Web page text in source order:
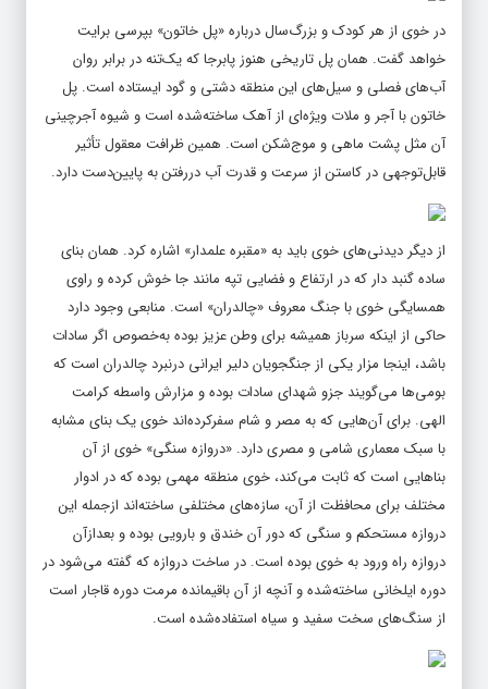
در خوی از هر کودک و بزرگ‌سال درباره «پل خاتون» بپرسی برایت
خواهد گفت. همان پل تاریخی هنوز پابرجا که یک‌تنه در برابر روان
آب‌های فصلی و سیل‌های این منطقه دشتی و گود ایستاده است. پل
خاتون با آجر و ملات ویژه‌ای از آهک ساخته‌شده است و شیوه آجرچینی
آن مثل پشت ماهی و موج‌شکن است. همین ظرافت معقول تأثیر
قابل‌توجهی در کاستن از سرعت و قدرت آب دررفتن به پایین‌دست دارد.
از دیگر دیدنی‌های خوی باید به «مقبره علمدار» اشاره کرد. همان بنای
ساده گنبد دار که در ارتفاع و فضایی تپه مانند جا خوش کرده و راوی
همسایگی خوی با جنگ معروف «چالدران» است. منابعی وجود دارد
حاکی از اینکه سرباز همیشه برای وطن عزیز بوده به‌خصوص اگر سادات
باشد، اینجا مزار یکی از جنگجویان دلیر ایرانی درنبرد چالدران است که
بومی‌ها می‌گویند جزو شهدای سادات بوده و مزارش واسطه کرامت
الهی. برای آن‌هایی که به مصر و شام سفرکرده‌اند خوی یک بنای مشابه
با سبک معماری شامی و مصری دارد. «دروازه سنگی» خوی از آن
بناهایی است که ثابت می‌کند، خوی منطقه مهمی بوده که در ادوار
مختلف برای محافظت از آن، سازه‌های مختلفی ساخته‌اند ازجمله این
دروازه مستحکم و سنگی که دور آن خندق و بارویی بوده و بعدازآن
دروازه راه ورود به خوی بوده است. در ساخت دروازه که گفته می‌شود در
دوره ایلخانی ساخته‌شده و آنچه از آن باقیمانده مرمت دوره قاجار است
از سنگ‌های سخت سفید و سیاه استفاده‌شده است.